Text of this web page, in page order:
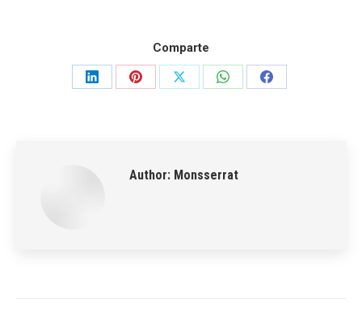
Comparte
Share
Share
Share
Share
Share
Author: Monsserrat